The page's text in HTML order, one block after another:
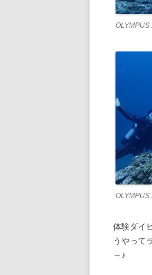
OLYMPUS
OLYMPUS
体験ダイ
うやって
～♪